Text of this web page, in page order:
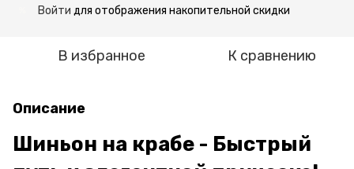
Войти для отображения накопительной скидки
В избранное К сравнению
Описание
Шиньон на крабе - Быстрый